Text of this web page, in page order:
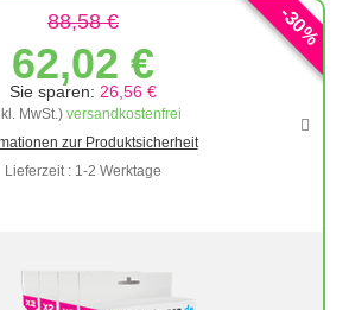
-
30
%
88,58 €
62,02 €
Sie sparen: 26,56 €
MwSt.) versandkostenfrei
zur Produktsicherheit
Lieferzeit : 1-2 Werktage